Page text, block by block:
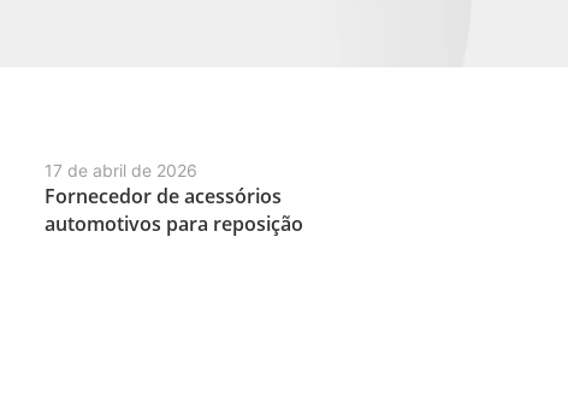
17 de abril de 2026
Fornecedor de acessórios
automotivos para reposição